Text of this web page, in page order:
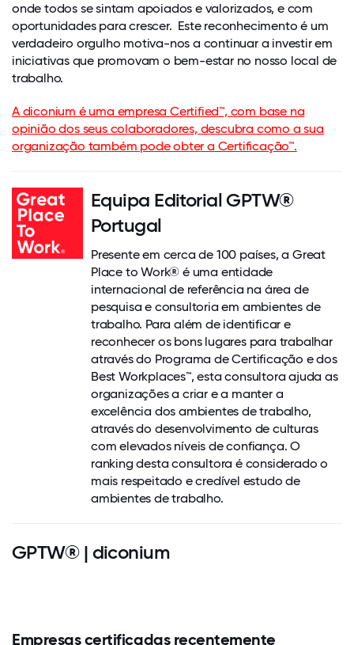
onde todos se sintam apoiados e valorizados, e com
oportunidades para crescer. Este reconhecimento é um
verdadeiro orgulho motiva-nos a continuar a investir em
iniciativas que promovam o bem-estar no nosso local de
trabalho.
A diconium é uma empresa Certified™, com base na
opinião dos seus colaboradores, descubra como a sua
organização também pode obter a Certificação™.
Equipa Editorial GPTW®
Portugal
Presente em cerca de 100 países, a Great
Place to Work® é uma entidade
internacional de referência na área de
pesquisa e consultoria em ambientes de
trabalho. Para além de identificar e
reconhecer os bons lugares para trabalhar
através do Programa de Certificação e dos
Best Workplaces™, esta consultora ajuda as
organizações a criar e a manter a
excelência dos ambientes de trabalho,
através do desenvolvimento de culturas
com elevados níveis de confiança. O
ranking desta consultora é considerado o
mais respeitado e credível estudo de
ambientes de trabalho.
GPTW® | diconium
Empresas certificadas recentemente